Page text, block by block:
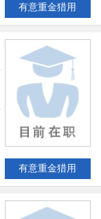
有意重金猎用
有意重金猎用